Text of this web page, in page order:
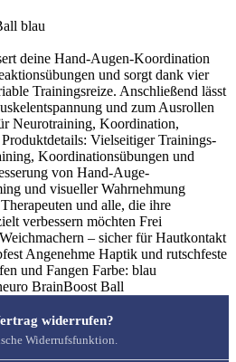
blau
deine Hand-Augen-Koordination
und sorgt dank vier
Trainingsreize. Anschließend lässt
und zum Ausrollen
Neurotraining, Koordination,
Vielseitiger Trainings-
Koordinationsübungen und
von Hand-Auge-
und visueller Wahrnehmung
und alle, die ihre
verbessern möchten Frei
– sicher für Hautkontakt
Angenehme Haptik und rutschfeste
und Fangen Farbe: blau
BrainBoost Ball
widerrufen?
Widerrufsfunktion.